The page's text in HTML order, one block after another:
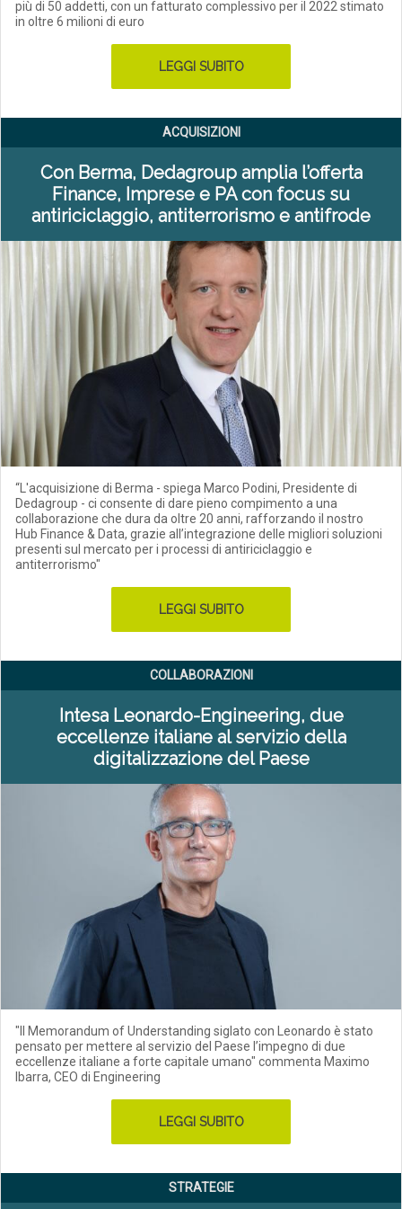
più di 50 addetti, con un fatturato complessivo per il 2022 stimato
in oltre 6 milioni di euro
LEGGI SUBITO
ACQUISIZIONI
Con Berma, Dedagroup amplia l’offerta
Finance, Imprese e PA con focus su
antiriciclaggio, antiterrorismo e antifrode
“L'acquisizione di Berma - spiega Marco Podini, Presidente di
Dedagroup - ci consente di dare pieno compimento a una
collaborazione che dura da oltre 20 anni, rafforzando il nostro
Hub Finance & Data, grazie all’integrazione delle migliori soluzioni
presenti sul mercato per i processi di antiriciclaggio e
antiterrorismo"
LEGGI SUBITO
COLLABORAZIONI
Intesa Leonardo-Engineering, due
eccellenze italiane al servizio della
digitalizzazione del Paese
"Il Memorandum of Understanding siglato con Leonardo è stato
pensato per mettere al servizio del Paese l’impegno di due
eccellenze italiane a forte capitale umano" commenta Maximo
Ibarra, CEO di Engineering
LEGGI SUBITO
STRATEGIE